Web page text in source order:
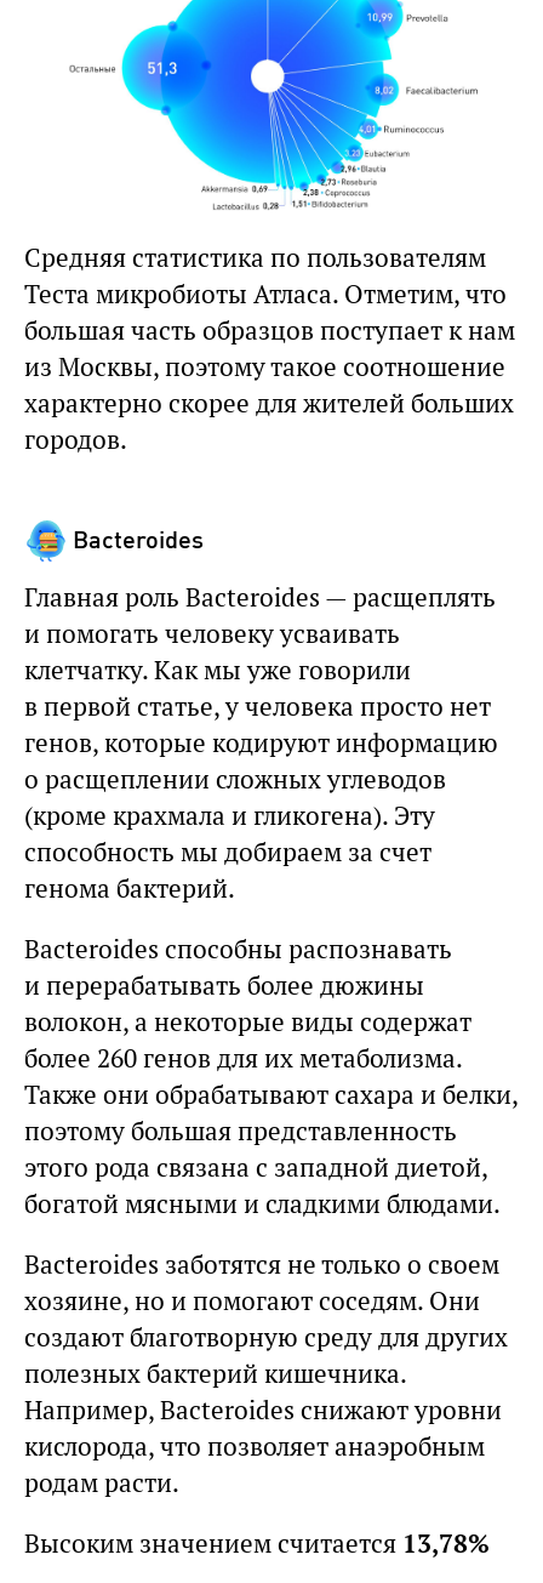
Средняя статистика по пользователям
Теста микробиоты Атласа. Отметим, что
большая часть образцов поступает к нам
из Москвы, поэтому такое соотношение
характерно скорее для жителей больших
городов.
Bacteroides
Главная роль Bacteroides — расщеплять
и помогать человеку усваивать
клетчатку. Как мы уже говорили
в первой статье, у человека просто нет
генов, которые кодируют информацию
о расщеплении сложных углеводов
(кроме крахмала и гликогена). Эту
способность мы добираем за счет
генома бактерий.
Bacteroides способны распознавать
и перерабатывать более дюжины
волокон, а некоторые виды содержат
более 260 генов для их метаболизма.
Также они обрабатывают сахара и белки,
поэтому большая представленность
этого рода связана с западной диетой,
богатой мясными и сладкими блюдами.
Bacteroides заботятся не только о своем
хозяине, но и помогают соседям. Они
создают благотворную среду для других
полезных бактерий кишечника.
Например, Bacteroides снижают уровни
кислорода, что позволяет анаэробным
родам расти.
Высоким значением считается 13,78%